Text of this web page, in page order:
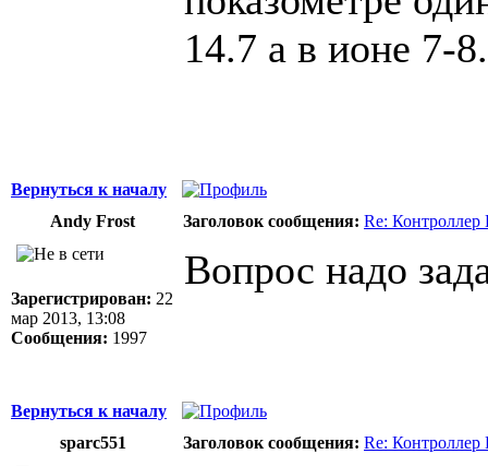
14.7 а в ионе 7-
Вернуться к началу
Andy Frost
Заголовок сообщения: Re:
Зарегистрирован: 22
мар 2013, 13:08
Сообщения: 1997
Вопрос надо
Вернуться к началу
sparc551
Заголовок сообщения: Re: